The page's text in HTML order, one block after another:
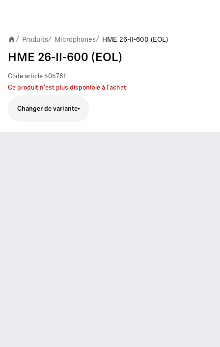
/ Produits/ Microphones/ HME 26-II-600 (EOL)
HME 26-II-600 (EOL)
Code article 505781
Ce produit n'est plus disponible à l'achat
Changer de variante